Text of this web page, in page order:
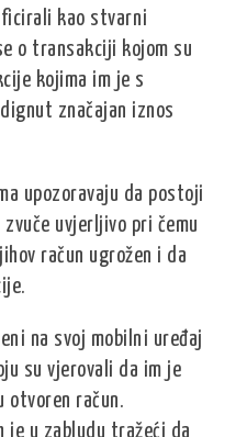
kao stvarni
o transakciji kojom su
kojima im je s
značajan iznos
upozoravaju da postoji
uvjerljivo pri čemu
račun ugrožen i da
na svoj mobilni uređaj
su vjerovali da im je
otvoren račun.
je u zabludu tražeći da